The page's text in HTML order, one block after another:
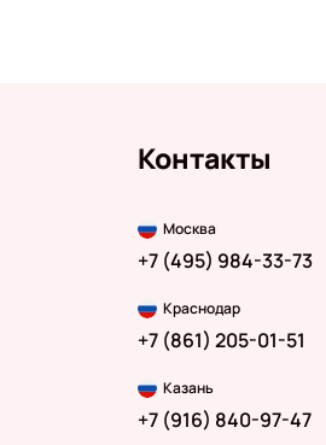
Контакты
Москва
+7 (495) 984-33-73
Краснодар
+7 (861) 205-01-51
Казань
+7 (916) 840-97-47